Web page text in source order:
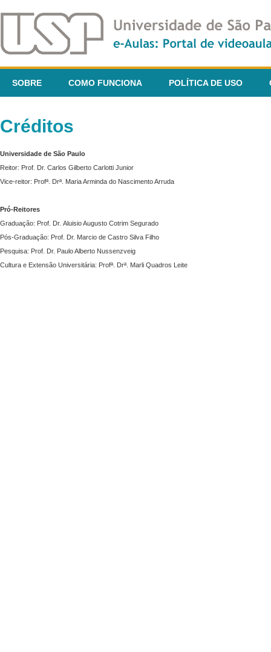
SOBRE COMO FUNCIONA POLÍTICA DE USO
Créditos
Universidade de São Paulo
Reitor: Prof. Dr. Carlos Gilberto Carlotti Junior
Vice-reitor: Profª. Drª. Maria Arminda do Nascimento Arruda
Pró-Reitores
Graduação: Prof. Dr. Aluisio Augusto Cotrim Segurado
Pós-Graduação: Prof. Dr. Marcio de Castro Silva Filho
Pesquisa: Prof. Dr. Paulo Alberto Nussenzveig
Cultura e Extensão Universitária: Profª. Drª. Marli Quadros Leite